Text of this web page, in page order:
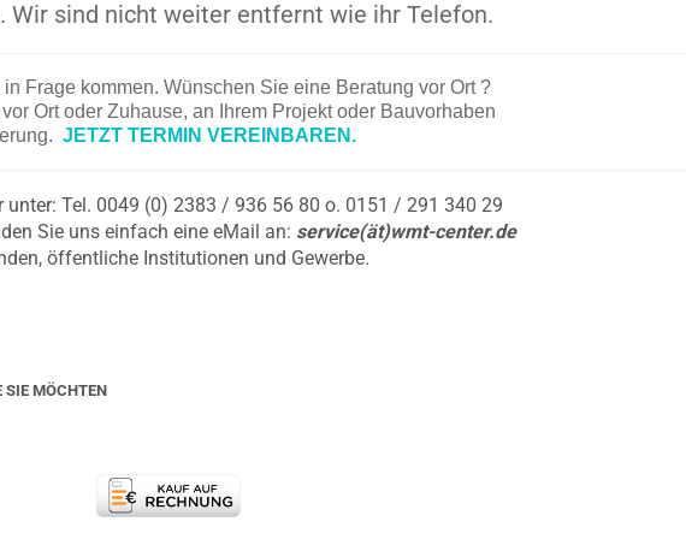
Wir sind nicht weiter entfernt wie ihr Telefon.
Frage kommen. Wünschen Sie eine Beratung vor Ort ?
Ort oder Zuhause, an Ihrem Projekt oder Bauvorhaben
JETZT TERMIN VEREINBAREN.
Tel. 0049 (0) 2383 / 936 56 80 o. 0151 / 291 340 29
Sie uns einfach eine eMail an: service(ät)wmt-center.de
öffentliche Institutionen und Gewerbe.
SIE MÖCHTEN